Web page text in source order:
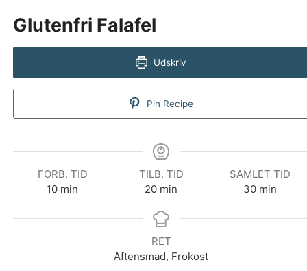
Glutenfri Falafel
Udskriv
Pin Recipe
FORB. TID
10minutter
min
TILB. TID
20minutter
min
SAMLET TID
30minutter
min
RET
Aftensmad, Frokost